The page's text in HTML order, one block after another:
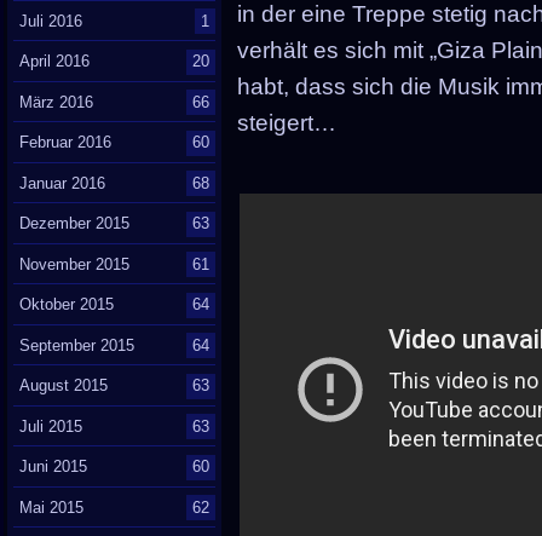
in der eine Treppe stetig
verhält es sich mit „Giza
habt, dass sich die Musik
steigert…
Juli 2016 1
April 2016 20
März 2016 66
Februar 2016 60
Januar 2016 68
Dezember 2015 63
November 2015 61
Oktober 2015 64
September 2015 64
August 2015 63
Juli 2015 63
Juni 2015 60
Mai 2015 62